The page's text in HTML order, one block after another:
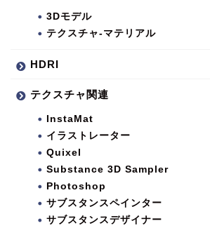
3Dモデル
テクスチャ-マテリアル
HDRI
テクスチャ関連
InstaMat
イラストレーター
Quixel
Substance 3D Sampler
Photoshop
サブスタンスペインター
サブスタンスデザイナー